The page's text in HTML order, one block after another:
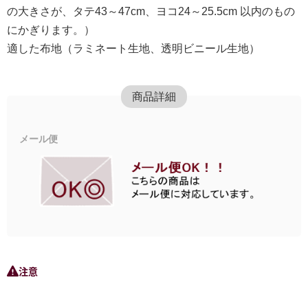
の大きさが、タテ43～47cm、ヨコ24～25.5cm 以内のもの
にかぎります。）
適した布地（ラミネート生地、透明ビニール生地）
商品詳細
メール便
注意